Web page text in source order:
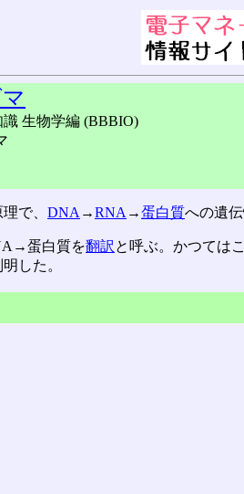
生物学編 (BBBIO)
で、 DNA →RNA →蛋白質への遺
蛋白質を翻訳 と呼ぶ。かつては
した。